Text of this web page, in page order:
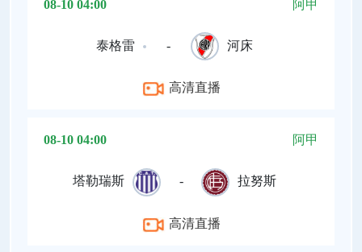
08-10 04:00 阿甲
泰格雷 - 河床
高清直播
08-10 04:00 阿甲
塔勒瑞斯 - 拉努斯
高清直播